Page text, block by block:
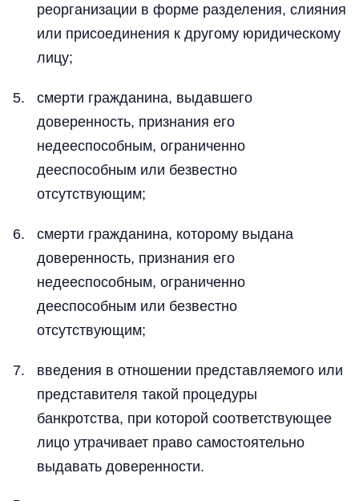
реорганизации в форме разделения, слияния
или присоединения к другому юридическому
лицу;
смерти гражданина, выдавшего
доверенность, признания его
недееспособным, ограниченно
дееспособным или безвестно
отсутствующим;
смерти гражданина, которому выдана
доверенность, признания его
недееспособным, ограниченно
дееспособным или безвестно
отсутствующим;
введения в отношении представляемого или
представителя такой процедуры
банкротства, при которой соответствующее
лицо утрачивает право самостоятельно
выдавать доверенности.